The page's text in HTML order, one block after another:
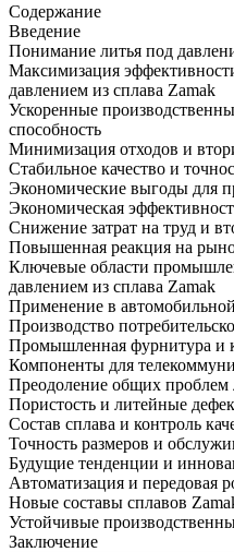
Содержание
Введение
Понимание литья под
Максимизация
давлением из сплава Zamak
Ускоренные
способность
Минимизация отходов и
Стабильное качество и
Экономические выгоды для
Экономическая
Снижение затрат на труд и
Повышенная реакция на
Ключевые области
давлением из сплава Zamak
Применение в
Производство
Промышленная фурнитура и
Компоненты для
Преодоление общих проблем
Пористость и литейные
Состав сплава и контроль
Точность размеров и
Будущие тенденции и
Автоматизация и передовая
Новые составы сплавов
Устойчивые
Заключение